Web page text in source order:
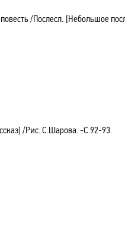
/Послесл. [Небольшое
/Рис. С.Шарова. -С.92-93.